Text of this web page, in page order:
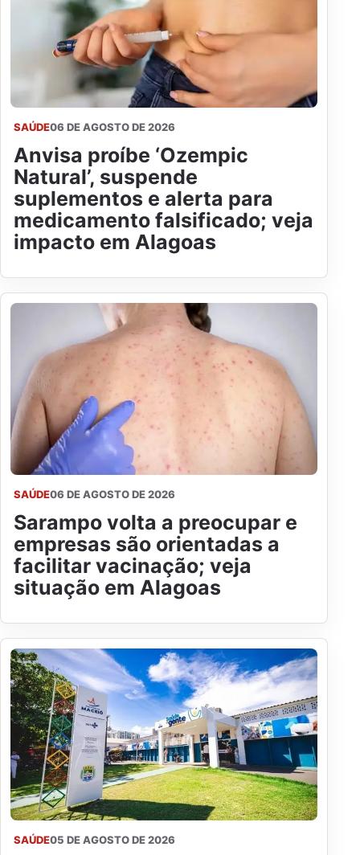
SAÚDE06 DE AGOSTO DE 2026
Anvisa proíbe ‘Ozempic
Natural’, suspende
suplementos e alerta para
medicamento falsificado; veja
impacto em Alagoas
SAÚDE06 DE AGOSTO DE 2026
Sarampo volta a preocupar e
empresas são orientadas a
facilitar vacinação; veja
situação em Alagoas
SAÚDE05 DE AGOSTO DE 2026